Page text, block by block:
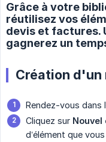
Grâce à votre
réutilisez vos
devis et factures.
gagnerez un
Création d'un
Rendez-vous dans
Cliquez sur Nouvel
d’élément que